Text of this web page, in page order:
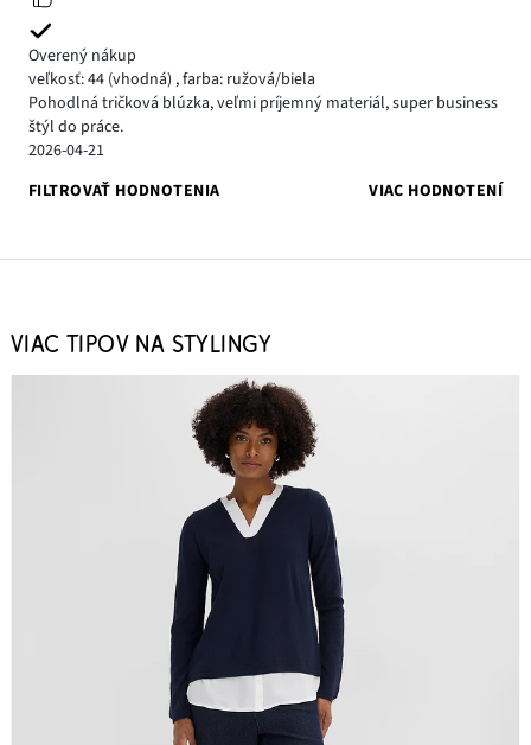
Overený nákup
veľkosť: 44 (vhodná) ,farba: ružová/biela
Pohodlná tričková blúzka, veľmi príjemný materiál, super business
štýl do práce.
2026-04-21
FILTROVAŤ HODNOTENIA
VIAC HODNOTENÍ
VIAC TIPOV NA STYLINGY